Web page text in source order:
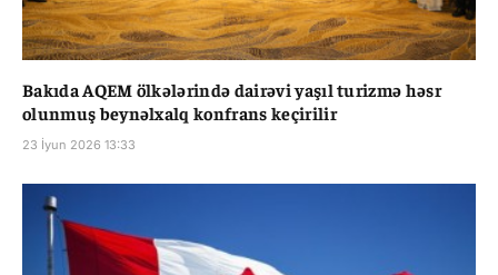
Bakıda AQEM ölkələrində dairəvi yaşıl turizmə həsr
olunmuş beynəlxalq konfrans keçirilir
23 İyun 2026 13:33